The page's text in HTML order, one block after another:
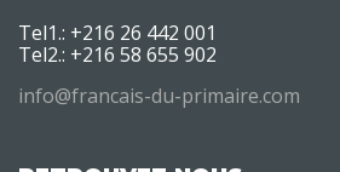
Tel1.: +216 26 442 001
Tel2.: +216 58 655 902
info@francais-du-primaire.com